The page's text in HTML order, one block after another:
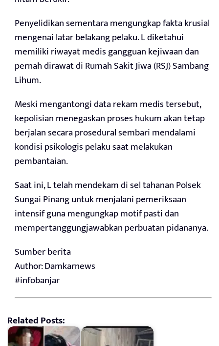
Penyelidikan sementara mengungkap fakta krusial
mengenai latar belakang pelaku. L diketahui
memiliki riwayat medis gangguan kejiwaan dan
pernah dirawat di Rumah Sakit Jiwa (RSJ) Sambang
Lihum.
Meski mengantongi data rekam medis tersebut,
kepolisian menegaskan proses hukum akan tetap
berjalan secara prosedural sembari mendalami
kondisi psikologis pelaku saat melakukan
pembantaian.
Saat ini, L telah mendekam di sel tahanan Polsek
Sungai Pinang untuk menjalani pemeriksaan
intensif guna mengungkap motif pasti dan
mempertanggungjawabkan perbuatan pidananya.
Sumber berita
Author: Damkarnews
#infobanjar
Related Posts: